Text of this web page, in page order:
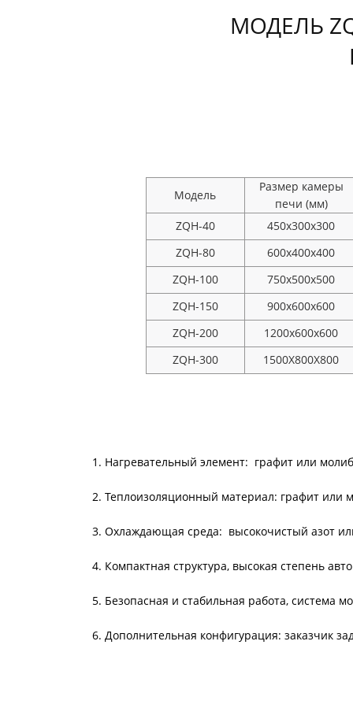
МОДЕЛЬ
Модель
Размер камеры
печи (мм)
ZQH-40
450x300x300
ZQH-80
600x400x400
ZQH-100
750x500x500
ZQH-150
900x600x600
ZQH-200
1200x600x600
ZQH-300
1500X800X800
1. Нагревательный элемент: графит или
2. Теплоизоляционный материал: графит или
3. Охлаждающая среда: высокочистый азот
4. Компактная структура, высокая степень
5. Безопасная и стабильная работа, система
6. Дополнительная конфигурация: заказчик